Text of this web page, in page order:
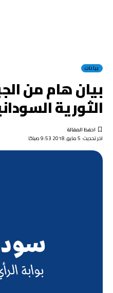
بيانات
بيان هام من
الثورية
اخر تحديث: 5 مايو, 2018 9:53 صباحًا